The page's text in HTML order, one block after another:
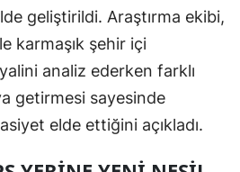
Mardin
Muğla
Muş
geliştirildi. Araştırma ekibi,
karmaşık şehir içi
analiz ederken farklı
getirmesi sayesinde
elde ettiğini açıkladı.